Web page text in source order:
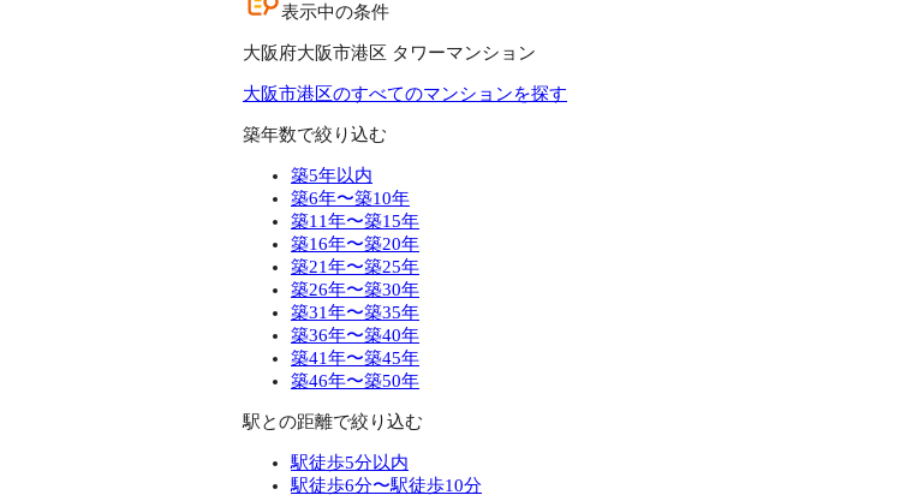
表示中の条件
大阪府大阪市港区 タワーマンション
大阪市港区のすべてのマンションを探す
築年数で絞り込む
築5年以内
築6年〜築10年
築11年〜築15年
築16年〜築20年
築21年〜築25年
築26年〜築30年
築31年〜築35年
築36年〜築40年
築41年〜築45年
築46年〜築50年
駅との距離で絞り込む
駅徒歩5分以内
駅徒歩6分〜駅徒歩10分